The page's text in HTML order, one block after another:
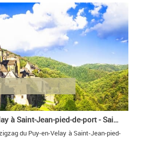
Du Puy-en-Velay à Saint-Jean-pied-de-port - Saint-Jacques-de-Compostelle
du Puy-en-Velay à Saint-Jean-pied-